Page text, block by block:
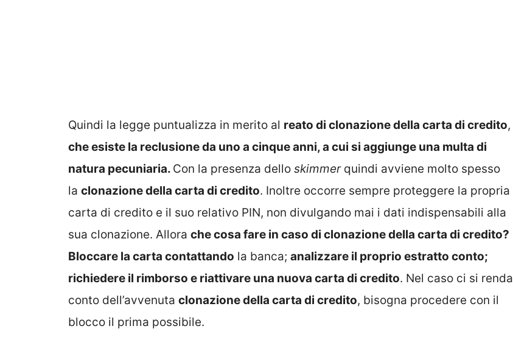
Quindi la legge puntualizza in merito al reato di clonazione della carta di credito,
che esiste la reclusione da uno a cinque anni, a cui si aggiunge una multa di
natura pecuniaria. Con la presenza dello skimmerquindi avviene molto spesso
la clonazione della carta di credito. Inoltre occorre sempre proteggere la propria
carta di credito e il suo relativo PIN, non divulgando mai i dati indispensabili alla
sua clonazione. Allora che cosa fare in caso di clonazione della carta di credito?
Bloccare la carta contattando la banca; analizzare il proprio estratto conto;
richiedere il rimborso e riattivare una nuova carta di credito. Nel caso ci si renda
conto dell’avvenuta clonazione della carta di credito, bisogna procedere con il
blocco il prima possibile.